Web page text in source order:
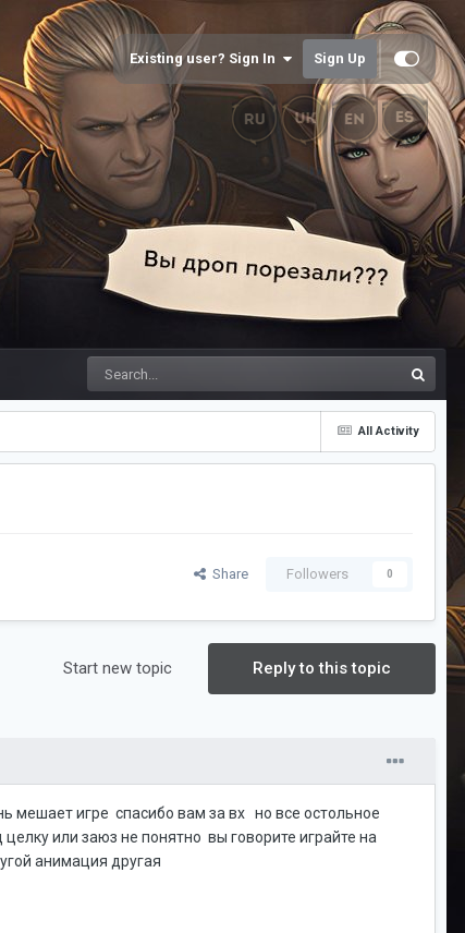
Existing user? Sign In Sign Up
All Activity
Share Followers 0
Reply to this topic
Start new topic
мешает игре спасибо вам за вх но все остольное
или заюз не понятно вы говорите играйте на
анимация другая